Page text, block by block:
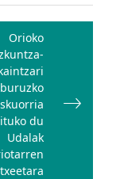
Orioko
buruzko
du
Udalak